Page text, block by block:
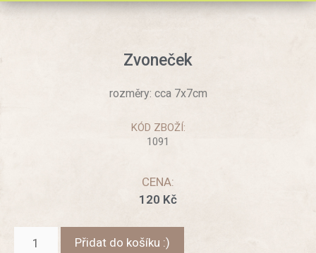
Zvoneček
rozměry: cca 7x7cm
KÓD ZBOŽÍ:
1091
CENA:
120 Kč
Přidat do košíku :)